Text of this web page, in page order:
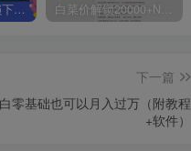
全网VIP课程 无损下载~ 白菜价解锁20000+N个赚钱机会，加入源码天堂会员，全站资源免费学习。
下一篇
零基础也可以月入过万（附教程
+软件）